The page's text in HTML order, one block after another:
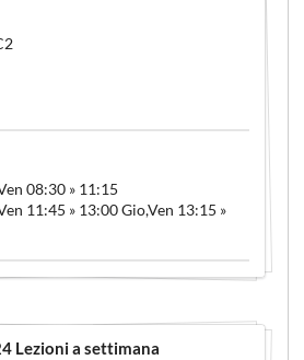
08:30 » 11:15
11:45 » 13:00 Gio,Ven 13:15 »
Lezioni a settimana